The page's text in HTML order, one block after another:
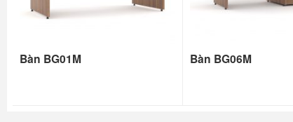
Bàn BG01M Bàn BG06M